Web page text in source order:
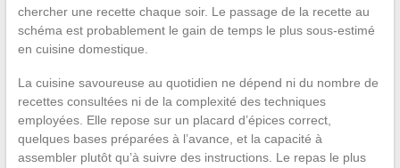
chercher une recette chaque soir. Le passage de la recette au
schéma est probablement le gain de temps le plus sous-estimé
en cuisine domestique.
La cuisine savoureuse au quotidien ne dépend ni du nombre de
recettes consultées ni de la complexité des techniques
employées. Elle repose sur un placard d’épices correct,
quelques bases préparées à l’avance, et la capacité à
assembler plutôt qu’à suivre des instructions. Le repas le plus